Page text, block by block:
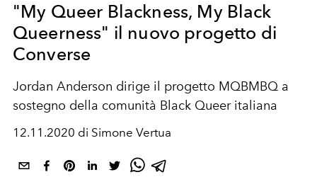
"My Queer Blackness, My Black
Queerness" il nuovo progetto di
Converse
Jordan Anderson dirige il progetto MQBMBQ a
sostegno della comunità Black Queer italiana
12.11.2020 di Simone Vertua